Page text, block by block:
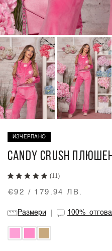
ИЗЧЕРПАНО
CANDY CRUSH
(11)
€92 / 179.94 ЛВ.
Размери 100%